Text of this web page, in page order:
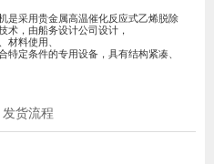
是采用贵金属高温催化反应式乙烯脱除
术，由船务设计公司设计，
材料使用、
特定条件的专用设备，具有结构紧凑、
发货流程